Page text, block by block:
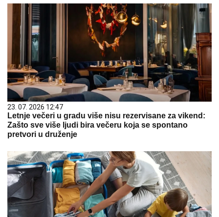
23. 07. 2026 12:47
Letnje večeri u gradu više nisu rezervisane za vikend:
Zašto sve više ljudi bira večeru koja se spontano
pretvori u druženje